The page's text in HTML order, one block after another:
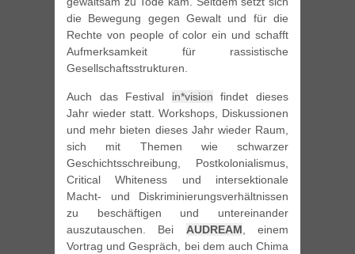
die Bewegung gegen Gewalt und für die
Rechte von people of color ein und schafft
Aufmerksamkeit für rassistische
Gesellschaftsstrukturen.
Auch das Festival in*vision findet dieses
Jahr wieder statt. Workshops, Diskussionen
und mehr bieten dieses Jahr wieder Raum,
sich mit Themen wie schwarzer
Geschichtsschreibung, Postkolonialismus,
Critical Whiteness und intersektionale
Macht- und Diskriminierungsverhältnissen
zu beschäftigen und untereinander
auszutauschen. Bei AUDREAM , einem
Vortrag und Gespräch, bei dem auch Chima